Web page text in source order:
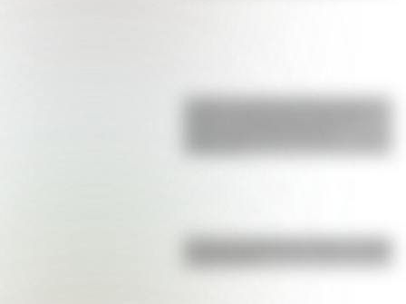
La gran hazaña del Cruce de los
continente
Bandera de Bolivia: historia, origen